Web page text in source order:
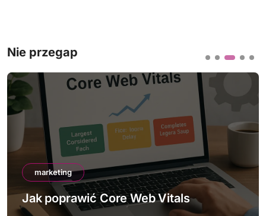
Nie przegap
marketing
Jak poprawić Core Web Vitals